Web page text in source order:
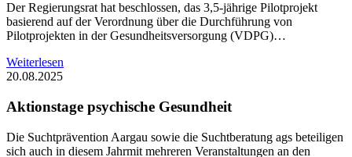
Der Regierungsrat hat beschlossen, das 3,5-jährige Pilotprojekt
basierend auf der Verordnung über die Durchführung von
Pilotprojekten in der Gesundheitsversorgung (VDPG)…
Weiterlesen
20.08.2025
Aktionstage psychische Gesundheit
Die Suchtprävention Aargau sowie die Suchtberatung ags beteiligen
sich auch in diesem Jahrmit mehreren Veranstaltungen an den